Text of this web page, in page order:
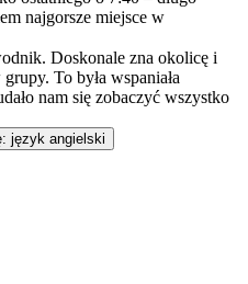
najgorsze miejsce w
Doskonale zna okolicę i
To była wspaniała
nam się zobaczyć wszystko
język angielski